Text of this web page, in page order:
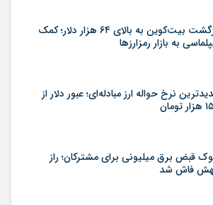
بازگشت بیت‌کوین به بالای ۶۴ هزار دلار؛ کمک
به بازار رمزارزها
نرخ حواله ارز مبادله‌ای؛ عبور دلار از
قبض برق میلیونی برای مشترکان؛ راز
فاش شد